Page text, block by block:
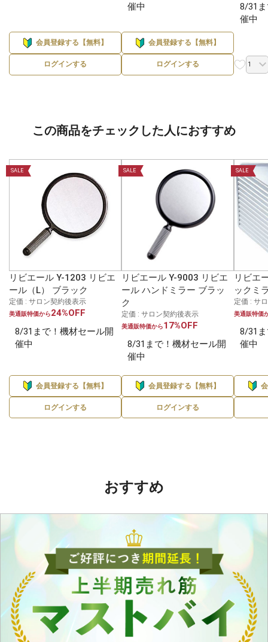
会員登録する【無料】
ログインする
催中
会員登録する【無料】
ログインする
8/31
催中
この商品をチェックした人におすすめ
SALE
リビエール Y-1203 リビエ
ール（L） ブラック
定価 : サロン契約後表示
美通販特価から24%OFF
8/31まで！機材セール開
催中
会員登録する【無料】
ログインする
SALE
リビエール Y-9003 リビエ
ール ハンドミラー ブラッ
ク
定価 : サロン契約後表示
美通販特価から17%OFF
8/31まで！機材セール開
催中
会員登録する【無料】
ログインする
SALE
リビエ
ックミ
定価 : サ
美通販特価
8/31
催中
おすすめ